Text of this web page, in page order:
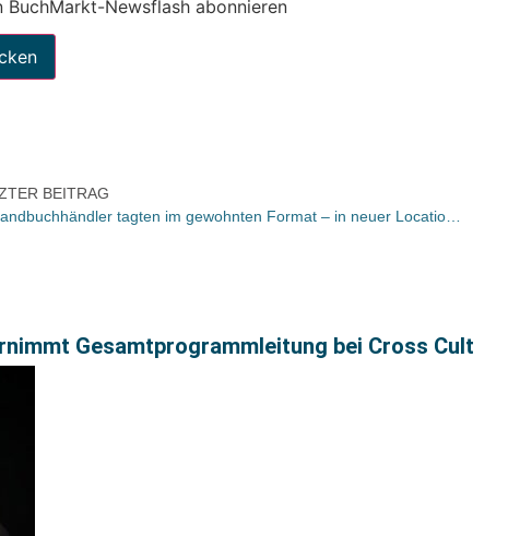
BuchMarkt-Newsflash abonnieren
BEITRAG
Gesamtprogrammleitung bei Cross Cult